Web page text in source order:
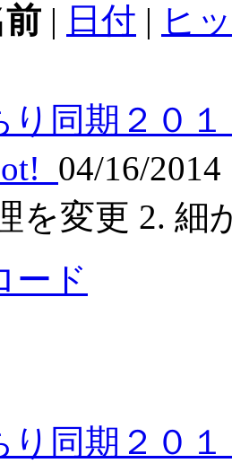
| 日付 | ヒ
り同期２０
04/16/2014
を変更 2. 細
ード
り同期２０